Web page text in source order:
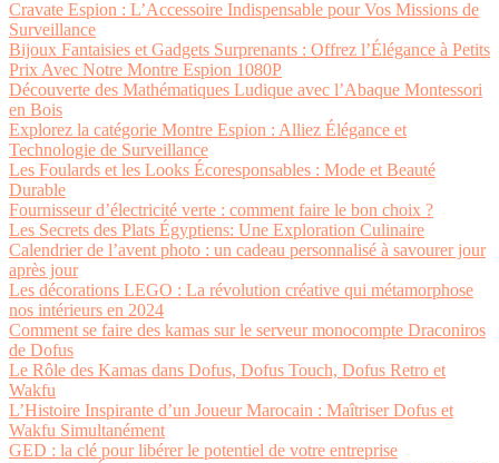
Cravate Espion : L’Accessoire Indispensable pour Vos Missions de
Surveillance
Bijoux Fantaisies et Gadgets Surprenants : Offrez l’Élégance à Petits
Prix Avec Notre Montre Espion 1080P
Découverte des Mathématiques Ludique avec l’Abaque Montessori
en Bois
Explorez la catégorie Montre Espion : Alliez Élégance et
Technologie de Surveillance
Les Foulards et les Looks Écoresponsables : Mode et Beauté
Durable
Fournisseur d’électricité verte : comment faire le bon choix ?
Les Secrets des Plats Égyptiens: Une Exploration Culinaire
Calendrier de l’avent photo : un cadeau personnalisé à savourer jour
après jour
Les décorations LEGO : La révolution créative qui métamorphose
nos intérieurs en 2024
Comment se faire des kamas sur le serveur monocompte Draconiros
de Dofus
Le Rôle des Kamas dans Dofus, Dofus Touch, Dofus Retro et
Wakfu
L’Histoire Inspirante d’un Joueur Marocain : Maîtriser Dofus et
Wakfu Simultanément
GED : la clé pour libérer le potentiel de votre entreprise